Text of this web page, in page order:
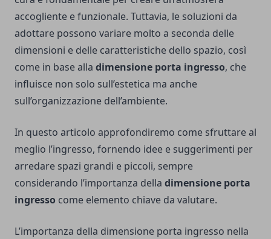
accogliente e funzionale. Tuttavia, le soluzioni da
adottare possono variare molto a seconda delle
dimensioni e delle caratteristiche dello spazio, così
come in base alla dimensione porta ingresso, che
influisce non solo sull’estetica ma anche
sull’organizzazione dell’ambiente.
In questo articolo approfondiremo come sfruttare al
meglio l’ingresso, fornendo idee e suggerimenti per
arredare spazi grandi e piccoli, sempre
considerando l’importanza della dimensione porta
ingresso come elemento chiave da valutare.
L’importanza della dimensione porta ingresso nella